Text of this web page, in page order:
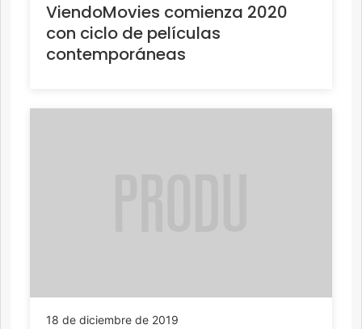
ViendoMovies comienza 2020
con ciclo de películas
contemporáneas
18 de diciembre de 2019